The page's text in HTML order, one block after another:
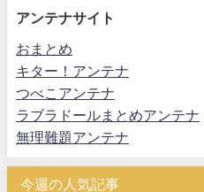
アンテナサイト
おまとめ
キター！アンテナ
つべこアンテナ
ラブラドールまとめアンテナ
無理難題アンテナ
今週の人気記事